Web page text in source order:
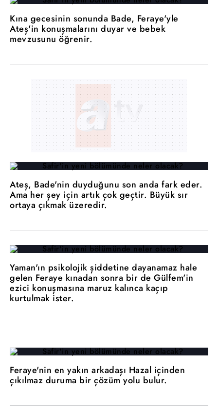
Kına gecesinin sonunda Bade, Feraye'yle
Ateş'in konuşmalarını duyar ve bebek
mevzusunu öğrenir.
Ateş, Bade'nin duyduğunu son anda fark eder.
Ama her şey için artık çok geçtir. Büyük sır
ortaya çıkmak üzeredir.
Yaman'ın psikolojik şiddetine dayanamaz hale
gelen Feraye kınadan sonra bir de Gülfem'in
ezici konuşmasına maruz kalınca kaçıp
kurtulmak ister.
Feraye'nin en yakın arkadaşı Hazal içinden
çıkılmaz duruma bir çözüm yolu bulur.